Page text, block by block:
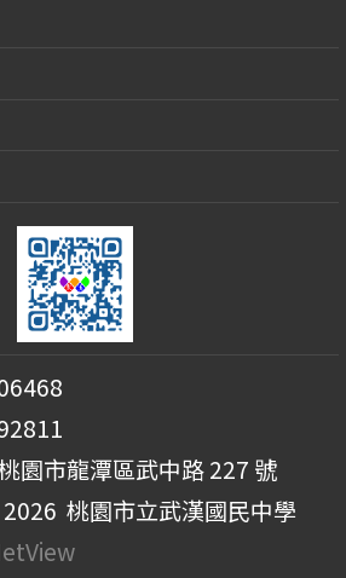
園市龍潭區武中路 227 號
桃園市立武漢國民中學